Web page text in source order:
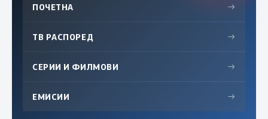
ПОЧЕТНА →
ТВ РАСПОРЕД →
СЕРИИ И ФИЛМОВИ →
ЕМИСИИ →